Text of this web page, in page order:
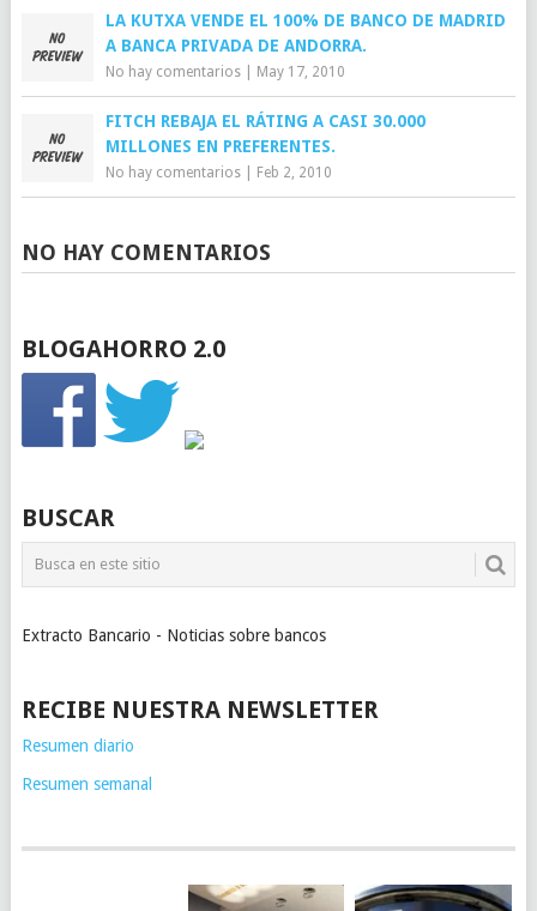
LA KUTXA VENDE EL 100% DE BANCO DE MADRID
A BANCA PRIVADA DE ANDORRA.
No hay comentarios| May 17, 2010
FITCH REBAJA EL RÁTING A CASI 30.000
MILLONES EN PREFERENTES.
No hay comentarios| Feb 2, 2010
NO HAY COMENTARIOS
BLOGAHORRO 2.0
BUSCAR
Extracto Bancario - Noticias sobre bancos
RECIBE NUESTRA NEWSLETTER
Resumen diario
Resumen semanal